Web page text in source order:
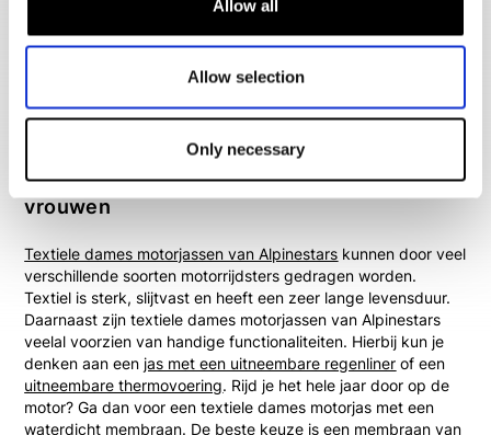
Allow all
Allow selection
Only necessary
modellen sluiten strak aan, maar bieden tegelijkertijd
delen die in de jassen van Alpinestars verwerkt worden. Een
leren dames motorjas van Alpinestars is te combineren met
Textiele Alpinestars motorjassen voor
vrouwen
Textiele dames motorjassen van Alpinestars kunnen door veel
verschillende soorten motorrijdsters gedragen worden.
Textiel is sterk, slijtvast en heeft een zeer lange levensduur.
Daarnaast zijn textiele dames motorjassen van Alpinestars
veelal voorzien van handige functionaliteiten. Hierbij kun je
denken aan een jas met een uitneembare regenliner of een
uitneembare thermovoering. Rijd je het hele jaar door op de
motor? Ga dan voor een textiele dames motorjas met een
waterdicht membraan. De beste keuze is een membraan van